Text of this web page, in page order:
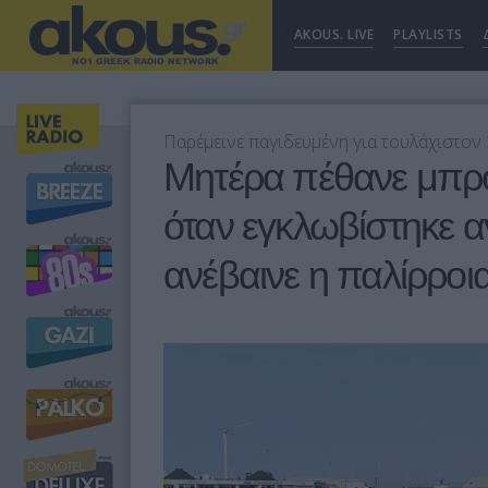
AKOUS. LIVE PLAYLISTS
Παρέμεινε παγιδευμένη για
Μητέρα πέθανε
όταν εγκλωβίστηκε
ανέβαινε η